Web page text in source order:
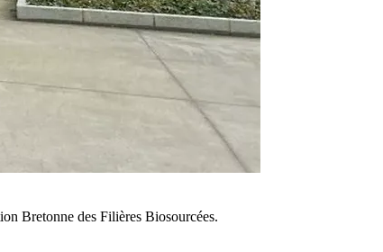
Bretonne des Filières Biosourcées.